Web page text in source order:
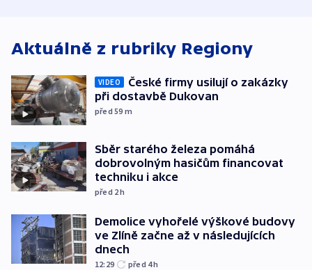
Aktuálně z rubriky Regiony
VIDEO
České firmy usilují o zakázky
při dostavbě Dukovan
před 59 m
Sběr starého železa pomáhá
dobrovolným hasičům financovat
techniku i akce
před 2h
Demolice vyhořelé výškové budovy
ve Zlíně začne až v následujících
dnech
12:29 před 4h